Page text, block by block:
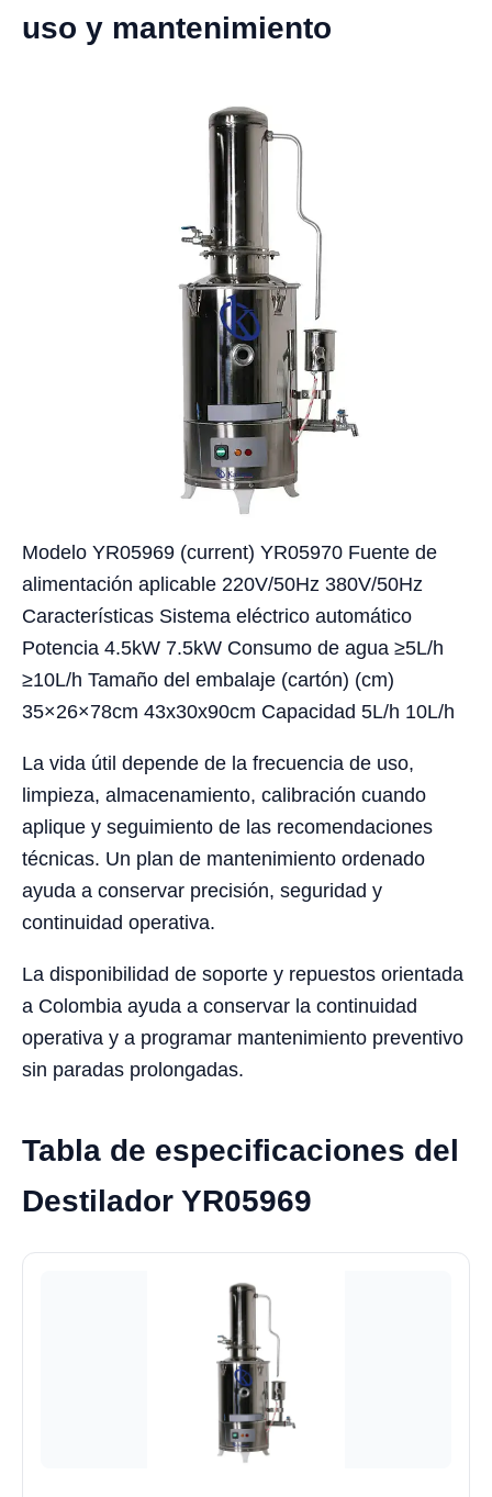
uso y mantenimiento
Modelo YR05969 (current) YR05970 Fuente de
alimentación aplicable 220V/50Hz 380V/50Hz
Características Sistema eléctrico automático
Potencia 4.5kW 7.5kW Consumo de agua ≥5L/h
≥10L/h Tamaño del embalaje (cartón) (cm)
35×26×78cm 43x30x90cm Capacidad 5L/h 10L/h
La vida útil depende de la frecuencia de uso,
limpieza, almacenamiento, calibración cuando
aplique y seguimiento de las recomendaciones
técnicas. Un plan de mantenimiento ordenado
ayuda a conservar precisión, seguridad y
continuidad operativa.
La disponibilidad de soporte y repuestos orientada
a Colombia ayuda a conservar la continuidad
operativa y a programar mantenimiento preventivo
sin paradas prolongadas.
Tabla de especificaciones del
Destilador YR05969